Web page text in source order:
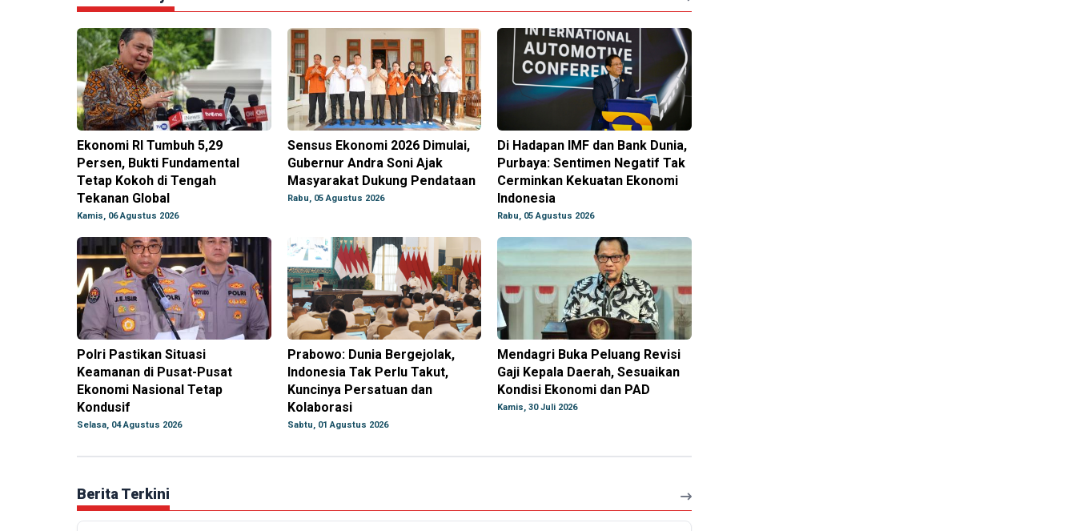
Ekonomi RI Tumbuh 5,29
Persen, Bukti Fundamental
Tetap Kokoh di Tengah
Tekanan Global
Kamis, 06 Agustus 2026
Sensus Ekonomi 2026 Dimulai,
Gubernur Andra Soni Ajak
Masyarakat Dukung Pendataan
Rabu, 05 Agustus 2026
Di Hadapan IMF dan Bank Dunia,
Purbaya: Sentimen Negatif Tak
Cerminkan Kekuatan Ekonomi
Indonesia
Rabu, 05 Agustus 2026
Polri Pastikan Situasi
Keamanan di Pusat-Pusat
Ekonomi Nasional Tetap
Kondusif
Selasa, 04 Agustus 2026
Prabowo: Dunia Bergejolak,
Indonesia Tak Perlu Takut,
Kuncinya Persatuan dan
Kolaborasi
Sabtu, 01 Agustus 2026
Mendagri Buka Peluang Revisi
Gaji Kepala Daerah, Sesuaikan
Kondisi Ekonomi dan PAD
Kamis, 30 Juli 2026
Berita Terkini